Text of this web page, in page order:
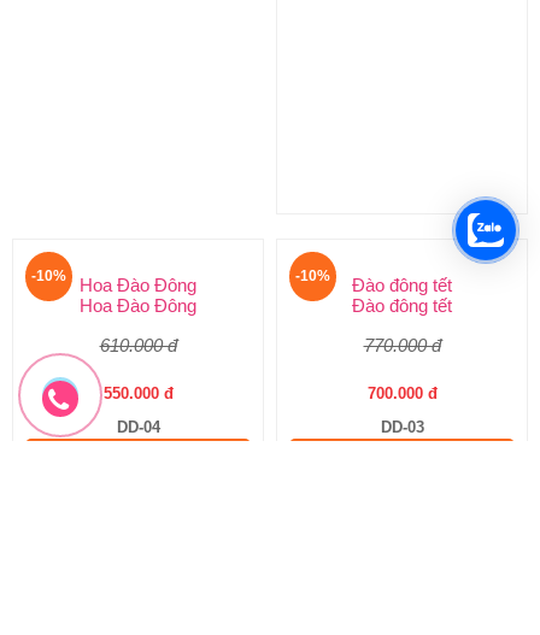
Đặt hàng
Đặt hàng
-10%